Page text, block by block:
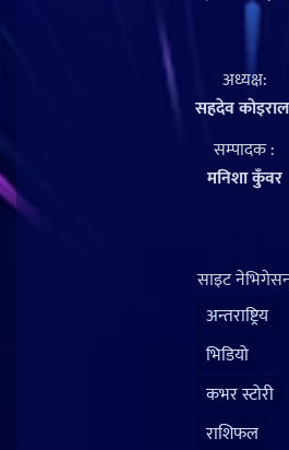
अध्यक्ष:
सहदेव
सम्पादक :
मनिशा कुँवर
साइट
अन्तराष्ट्रिय
भिडियो
कभर स्टोरी
राशिफल